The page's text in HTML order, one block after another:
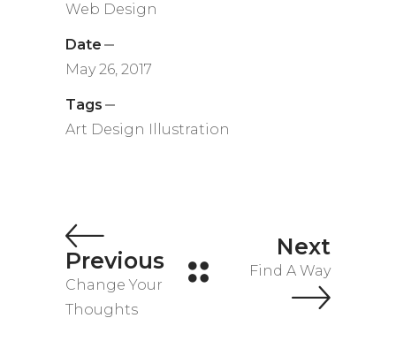
Web Design
Date
May 26, 2017
Tags
Art Design Illustration
Previous
Change Your
Thoughts
Next
Find A Way